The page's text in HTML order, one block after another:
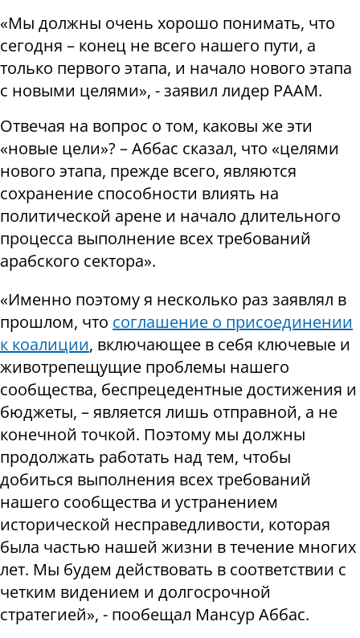
«Мы должны очень хорошо понимать, что
сегодня – конец не всего нашего пути, а
только первого этапа, и начало нового этапа
с новыми целями», - заявил лидер РААМ.
Отвечая на вопрос о том, каковы же эти
«новые цели»? – Аббас сказал, что «целями
нового этапа, прежде всего, являются
сохранение способности влиять на
политической арене и начало длительного
процесса выполнение всех требований
арабского сектора».
«Именно поэтому я несколько раз заявлял в
прошлом, что соглашение о присоединении
к коалиции, включающее в себя ключевые и
животрепещущие проблемы нашего
сообщества, беспрецедентные достижения и
бюджеты, – является лишь отправной, а не
конечной точкой. Поэтому мы должны
продолжать работать над тем, чтобы
добиться выполнения всех требований
нашего сообщества и устранением
исторической несправедливости, которая
была частью нашей жизни в течение многих
лет. Мы будем действовать в соответствии с
четким видением и долгосрочной
стратегией», - пообещал Мансур Аббас.